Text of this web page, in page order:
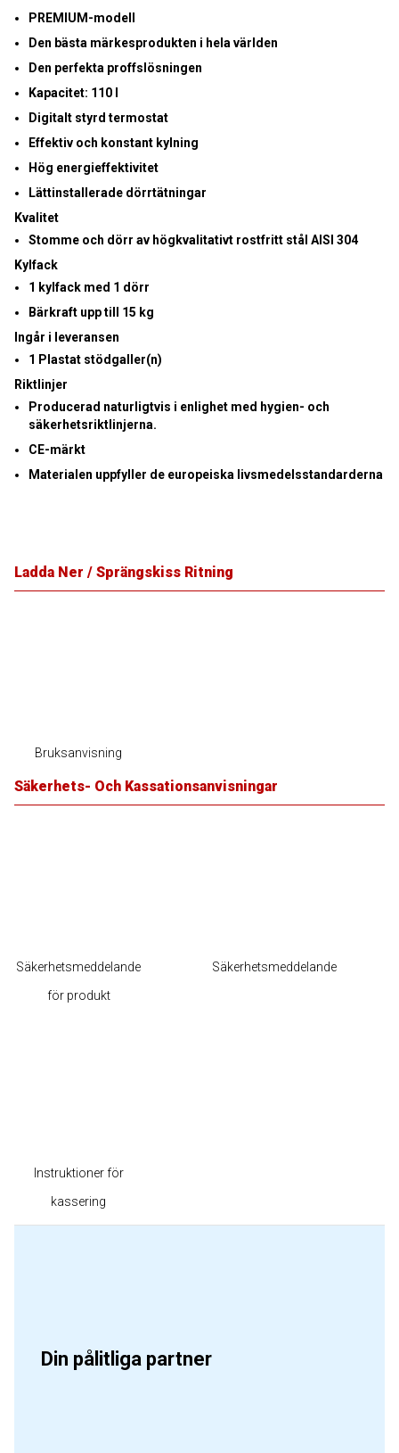
PREMIUM-modell
Den bästa märkesprodukten i hela världen
Den perfekta proffslösningen
Kapacitet: 110 l
Digitalt styrd termostat
Effektiv och konstant kylning
Hög energieffektivitet
Lättinstallerade dörrtätningar
Kvalitet
Stomme och dörr av högkvalitativt rostfritt stål AISI 304
Kylfack
1 kylfack med 1 dörr
Bärkraft upp till 15 kg
Ingår i leveransen
1 Plastat stödgaller(n)
Riktlinjer
Producerad naturligtvis i enlighet med hygien- och
säkerhetsriktlinjerna.
CE-märkt
Materialen uppfyller de europeiska livsmedelsstandarderna
Ladda Ner / Sprängskiss Ritning
Bruksanvisning
Säkerhets- Och Kassationsanvisningar
Säkerhetsmeddelande
för produkt
Säkerhetsmeddelande
Instruktioner för
kassering
Din pålitliga partner